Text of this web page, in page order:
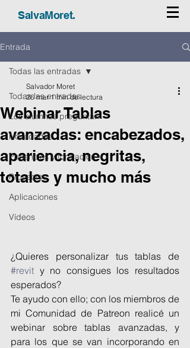
SalvaMoret.
Entrada
Todas las entradas
Los alumnos preguntan
Novedades
Ponencias y formación
Proyectos
Aplicaciones
Vídeos
Todas las entradas
Webinar Tablas
avanzadas: encabezados,
apariencia, negritas,
totales y mucho más
Salvador Moret
26 mar 1 min de lectura
#revit y no consigues los resultados
esperados?
Te ayudo con ello; con los miembros de
mi Comunidad de Patreon realicé un
webinar sobre tablas avanzadas, y
para los que se van incorporando en